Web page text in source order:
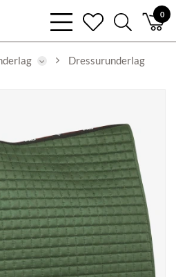
0
bars
light
heart
search
light
Dressurunderlag